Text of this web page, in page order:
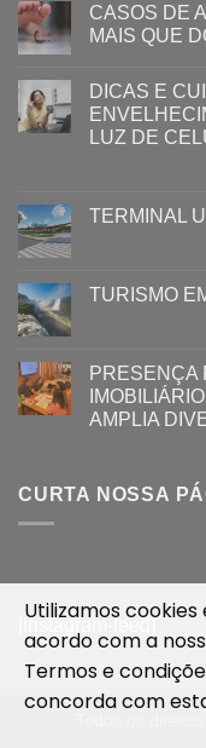
CASOS DE
MAIS QUE
DICAS E
LUZ ​DE
TERMINAL
TURISMO
PRESENÇA
AMPLIA
CURTA NOSSA
Utilizamos
acordo com a
Termos e
concorda com